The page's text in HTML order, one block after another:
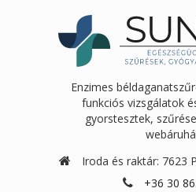
Enzimes
funkciós vizsgálatok
gyorstesztek,
Iroda és raktár: 7623
+36 30